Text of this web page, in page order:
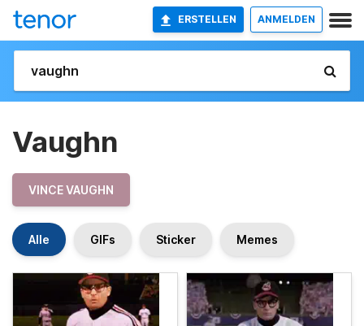
ERSTELLEN ANMELDEN
Vaughn
VINCE VAUGHN
Alle GIFs Sticker Memes